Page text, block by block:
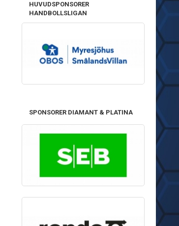
HUVUDSPONSORER
HANDBOLLSLIGAN
SPONSORER DIAMANT & PLATINA